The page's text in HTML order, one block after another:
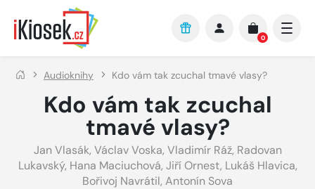
Přejít na hlavní obsah
0
Audioknihy Kdo vám tak zcuchal tmavé vlasy?
Kdo vám tak zcuchal
tmavé vlasy?
Jan Vlasák, Václav Voska, Vladimír Ráž, Radovan
Lukavský, Hana Maciuchová, Jiří Ornest, Lukáš Hlavica,
Bořivoj Navrátil, Antonín Sova